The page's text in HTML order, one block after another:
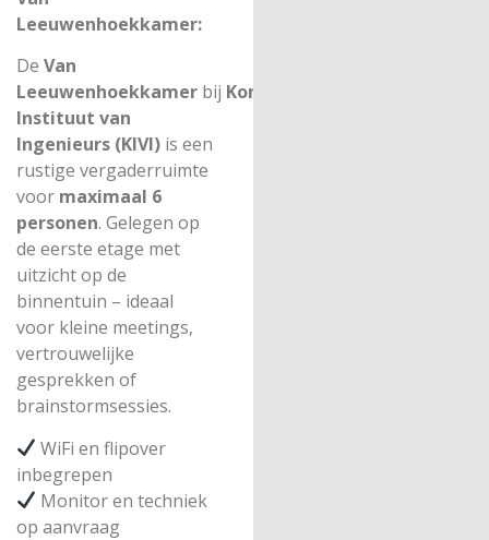
Leeuwenhoekkamer:
De Van
Leeuwenhoekkamer bij Koninklijk
Instituut van
Ingenieurs (KIVI) is een
rustige vergaderruimte
voor maximaal 6
personen. Gelegen op
de eerste etage met
uitzicht op de
binnentuin – ideaal
voor kleine meetings,
vertrouwelijke
gesprekken of
brainstormsessies.
WiFi en flipover
inbegrepen
Monitor en techniek
op aanvraag